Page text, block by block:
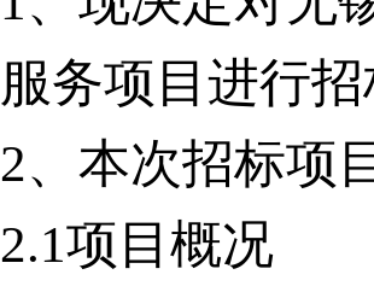
服务项目进行
2、本次招标项
2.1项目概况